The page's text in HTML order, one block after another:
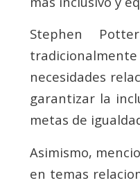
Stephen
necesidades
garantizar la
metas de
Asimismo,
en temas